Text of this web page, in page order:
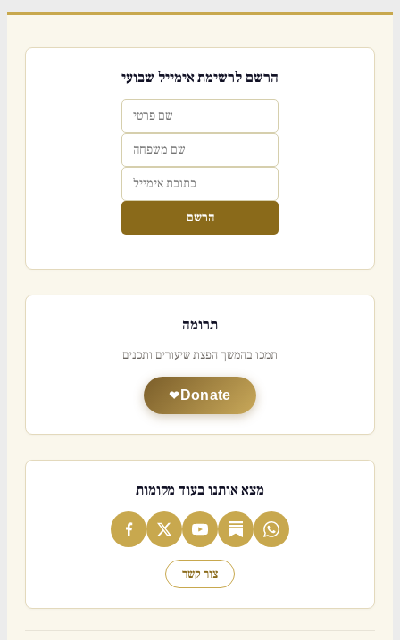
הרשם לרשימת אימייל שבועי
הרשם
תרומה
תמכו בהמשך הפצת שיעורים ותכנים
Donate
מצא אותנו בעוד מקומות
צור קשר